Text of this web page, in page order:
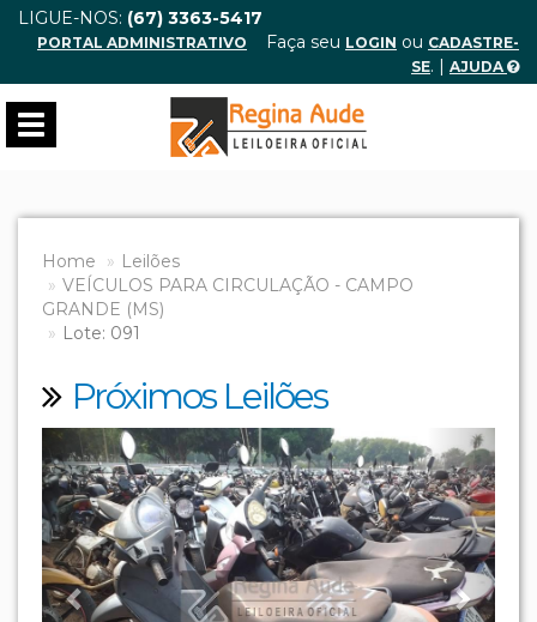
LIGUE-NOS: (67) 3363-5417
PORTAL ADMINISTRATIVO Faça seu LOGIN ou CADASTRE-
SE. | AJUDA
Toggle
navigation
Home
Leilões
VEÍCULOS PARA CIRCULAÇÃO - CAMPO
GRANDE (MS)
Lote: 091
Próximos Leilões
Previous Next